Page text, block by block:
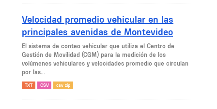
Velocidad promedio vehicular en las
principales avenidas de Montevideo
El sistema de conteo vehicular que utiliza el Centro de
Gestión de Movilidad (CGM) para la medición de los
volúmenes vehiculares y velocidades promedio que circulan
por las...
TXT CSV csv zip